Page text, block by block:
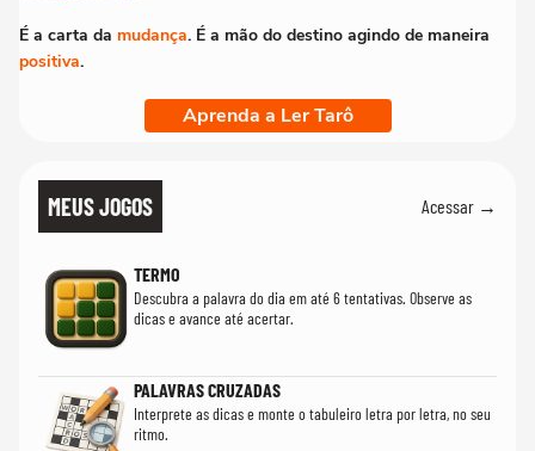
É a carta da mudança. É a mão do destino agindo de maneira
positiva.
Aprenda a Ler Tarô
MEUS JOGOS Acessar →
TERMO
Descubra a palavra do dia em até 6 tentativas. Observe as
dicas e avance até acertar.
PALAVRAS CRUZADAS
Interprete as dicas e monte o tabuleiro letra por letra, no seu
ritmo.